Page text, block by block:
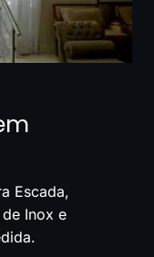
Escada,
Inox e